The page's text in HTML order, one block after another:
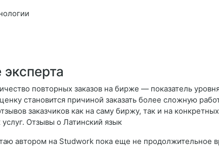
повторных заказов на бирже — показатель
становится причиной заказать более сложную
заказчиков как на саму биржу, так и на
Отзывы о Латинский язык
автором на Studwork пока еще не продолжительное